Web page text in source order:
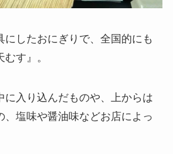
にしたおにぎりで、全国的にも
す』。
に入り込んだものや、上からは
、塩味や醤油味などお店によっ